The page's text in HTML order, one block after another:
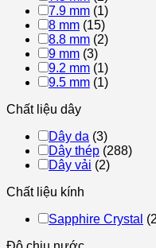
7.9 mm (1)
8 mm (15)
8.8 mm (2)
9 mm (3)
9.2 mm (1)
9.5 mm (1)
Chất liệu dây
Dây da (3)
Dây thép (288)
Dây vải (2)
Chất liệu kính
Sapphire Crystal